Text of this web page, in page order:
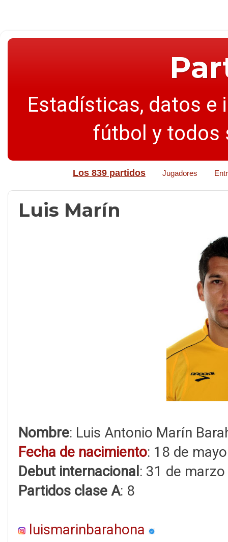
Estadísticas, datos e
fútbol y todos
Los 839 partidos Jugadores
Luis Marín
Nombre: Luis Antonio Marín
Fecha de nacimiento: 18 de
Debut internacional : 31 de
Partidos clase A: 8
luismarinbarahona